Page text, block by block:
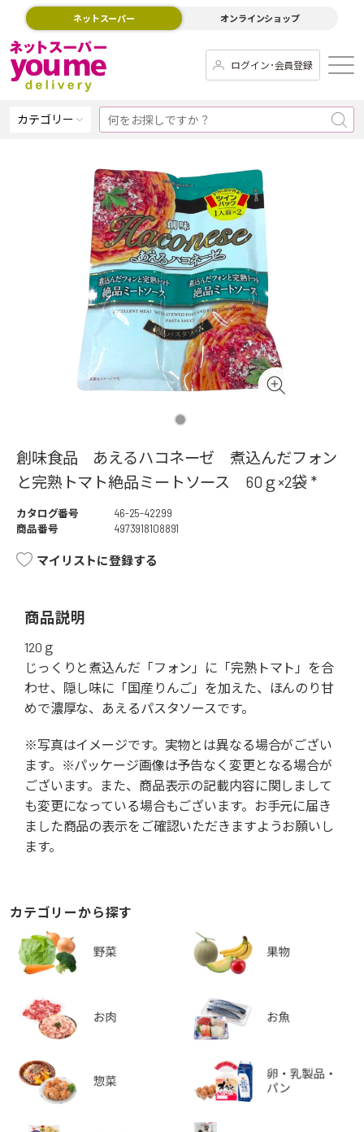
ネットスーパー オンラインショップ
ログイン･会員登録
カテゴリー
創味食品 あえるハコネーゼ 煮込んだフォン
と完熟トマト絶品ミートソース 60ｇ×2袋 *
カタログ番号
46-25-42299
商品番号
4973918108891
マイリストに登録する
商品説明
120ｇ
じっくりと煮込んだ「フォン」に「完熟トマト」を合
わせ、隠し味に「国産りんご」を加えた、ほんのり甘
めで濃厚な、あえるパスタソースです。
※写真はイメージです。実物とは異なる場合がござい
ます。※パッケージ画像は予告なく変更となる場合が
ございます。また、商品表示の記載内容に関しまして
も変更になっている場合もございます。お手元に届き
ました商品の表示をご確認いただきますようお願いし
ます。
カテゴリーから探す